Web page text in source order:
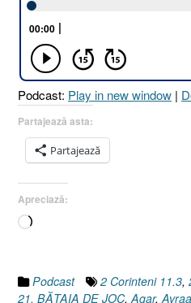
11.3
I
Podcast: Play in new window |
Partajează asta:
Partajează
Apreciază:
Încarc...
Podcast 2 Corinteni 11.3,
21. BĂTAIA DE JOC, Agar,